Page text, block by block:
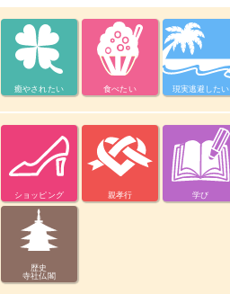
癒やされたい 食べたい 現実逃避したい
ショッピング 親孝行 学び
歴史
寺社仏閣